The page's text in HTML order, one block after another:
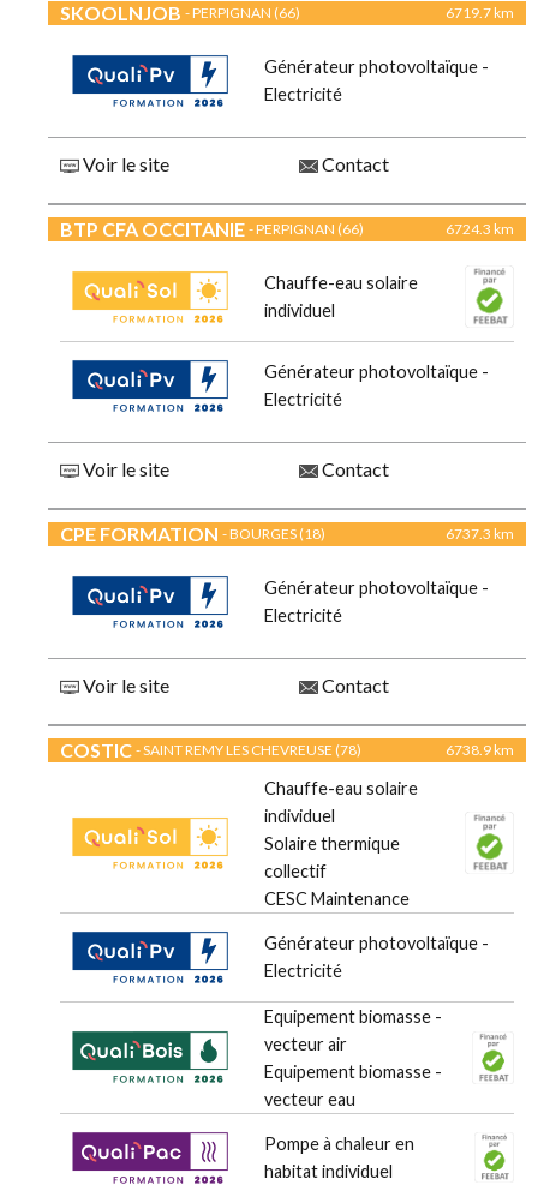
SKOOLNJOB - PERPIGNAN (66) 6719.7 km
Générateur photovoltaïque -
Electricité
Voir le site Contact
BTP CFA OCCITANIE - PERPIGNAN (66) 6724.3 km
Chauffe-eau solaire
individuel
Générateur photovoltaïque -
Electricité
Voir le site Contact
CPE FORMATION - BOURGES (18) 6737.3 km
Générateur photovoltaïque -
Electricité
Voir le site Contact
COSTIC - SAINT REMY LES CHEVREUSE (78) 6738.9 km
Chauffe-eau solaire
individuel
Solaire thermique
collectif
CESC Maintenance
Générateur photovoltaïque -
Electricité
Equipement biomasse -
vecteur air
Equipement biomasse -
vecteur eau
Pompe à chaleur en
habitat individuel